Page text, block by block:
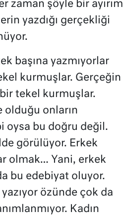
zaman şöyle bir ayırım
yazdığı gerçekliği
başına yazmıyorlar
kurmuşlar. Gerçeğin
tekel kurmuşlar.
olduğu onların
oysa bu doğru değil.
görülüyor. Erkek
olmak… Yani, erkek
bu edebiyat oluyor.
özünde çok da
Kadın